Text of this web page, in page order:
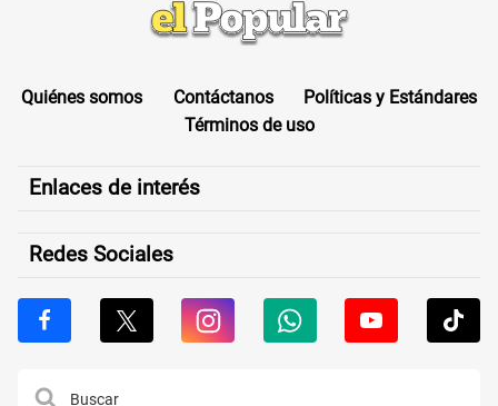
Quiénes somos Contáctanos
Políticas y Estándares
Términos de uso
Enlaces de interés
Redes Sociales